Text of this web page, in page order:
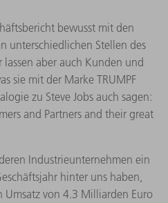
bewusst mit den
unterschiedlichen Stellen des
aber auch Kunden und
sie mit der Marke TRUMPF
zu Steve Jobs auch sagen:
and Partners and their great
Industrieunternehmen ein
hinter uns haben,
von 4.3 Milliarden Euro